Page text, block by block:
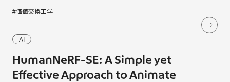
#価値交換工学
AI
HumanNeRF-SE: A Simple yet
Effective Approach to Animate